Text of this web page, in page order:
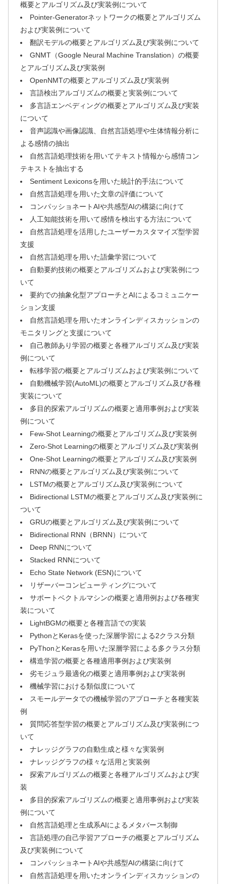
概要とアルゴリズム及び実装例について
Pointer-Generatorネットワークの概要とアルゴリズム
および実装例について
翻訳モデルの概要とアルゴリズム及び実装例について
GNMT（Google Neural Machine Translation）の概要
とアルゴリズム及び実装例
OpenNMTの概要とアルゴリズム及び実装例
言語検出アルゴリズムの概要と実装例について
多言語エンベディングの概要とアルゴリズム及び実装
について
音声認識や画像認識、自然言語処理や生体情報分析に
よる感情の抽出
自然言語処理技術を用いてテキスト情報から感情コン
テキストを抽出する
Sentiment Lexiconsを用いた統計的手法について
自然言語処理を用いた文章の評価について
コンパッショネートAIや共感型AIの構築に向けて
人工知能技術を用いて感情を検出する方法について
自然言語処理を活用したユーザーカスタマイズ型学習
支援
自然言語処理を用いた語彙学習について
自動要約技術の概要とアルゴリズムおよび実装例につ
いて
要約での抽象化型アプローチとAIによるコミュニケー
ション支援
自然言語処理を用いたオンラインディスカッションの
モニタリングと支援について
自己教師あり学習の概要と各種アルゴリズム及び実装
例について
転移学習の概要とアルゴリズムおよび実装例について
自動機械学習(AutoML)の概要とアルゴリズム及び各種
実装について
多目的探索アルゴリズムの概要と適用事例および実装
例について
Few-Shot Learningの概要とアルゴリズム及び実装例
Zero-Shot Learningの概要とアルゴリズム及び実装例
One-Shot Learningの概要とアルゴリズム及び実装例
RNNの概要とアルゴリズム及び実装例について
LSTMの概要とアルゴリズム及び実装例について
Bidirectional LSTMの概要とアルゴリズム及び実装例に
ついて
GRUの概要とアルゴリズム及び実装例について
Bidirectional RNN（BRNN）について
Deep RNNについて
Stacked RNNについて
Echo State Network (ESN)について
リザーバーコンピューティングについて
サポートベクトルマシンの概要と適用例および各種実
装について
LightBGMの概要と各種言語での実装
PythonとKerasを使った深層学習による2クラス分類
PyThonとKerasを用いた深層学習による多クラス分類
構造学習の概要と各種適用事例および実装例
劣モジュラ最適化の概要と適用事例および実装例
機械学習における類似度について
スモールデータでの機械学習のアプローチと各種実装
例
質問応答型学習の概要とアルゴリズム及び実装例につ
いて
ナレッジグラフの自動生成と様々な実装例
ナレッジグラフの様々な活用と実装例
探索アルゴリズムの概要と各種アルゴリズムおよび実
装
多目的探索アルゴリズムの概要と適用事例および実装
例について
自然言語処理と生成系AIによるメタバース制御
言語処理の自己学習アプローチの概要とアルゴリズム
及び実装例について
コンパッショネートAIや共感型AIの構築に向けて
自然言語処理を用いたオンラインディスカッションの